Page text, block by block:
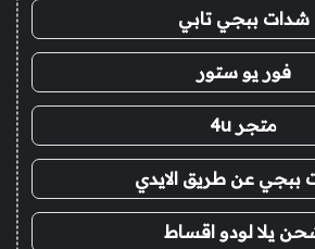
شدات ببجي تابي
فور يو ستور
متجر 4u
ببجي عن طريق الايدي
يلا لودو اقساط